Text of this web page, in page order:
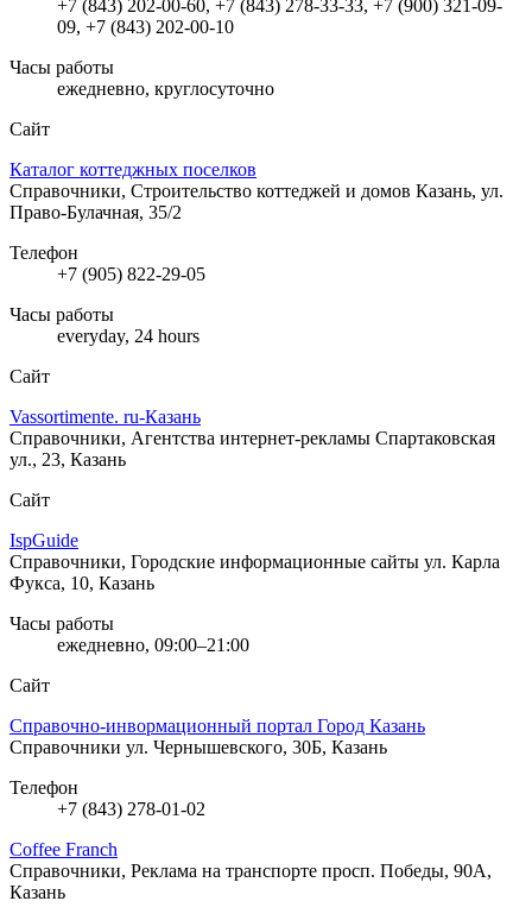
+7 (843) 202-00-60, +7 (843) 278-33-33, +7 (900) 321-09-
09, +7 (843) 202-00-10
Часы работы
ежедневно, круглосуточно
Сайт
Каталог коттеджных поселков
Справочники, Строительство коттеджей и домов Казань, ул.
Право-Булачная, 35/2
Телефон
+7 (905) 822-29-05
Часы работы
everyday, 24 hours
Сайт
Vassortimente. ru-Казань
Справочники, Агентства интернет-рекламы Спартаковская
ул., 23, Казань
Сайт
IspGuide
Справочники, Городские информационные сайты ул. Карла
Фукса, 10, Казань
Часы работы
ежедневно, 09:00–21:00
Сайт
Справочно-инвормационный портал Город Казань
Справочники ул. Чернышевского, 30Б, Казань
Телефон
+7 (843) 278-01-02
Coffee Franch
Справочники, Реклама на транспорте просп. Победы, 90А,
Казань